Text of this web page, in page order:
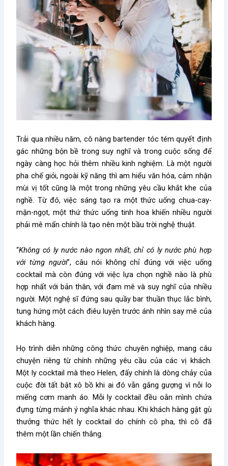
Trải qua nhiều năm, cô nàng bartender tóc tém quyết định
gác những bộn bề trong suy nghĩ và trong cuộc sống để
ngày càng học hỏi thêm nhiều kinh nghiệm. Là một người
pha chế giỏi, ngoài kỹ năng thì am hiểu văn hóa, cảm nhận
mùi vị tốt cũng là một trong những yêu cầu khắt khe của
nghề. Từ đó, việc sáng tạo ra một thức uống chua-cay-
mặn-ngọt, một thứ thức uống tinh hoa khiến nhiều người
phải mê mẩn chính là tạo nên một bầu trời nghệ thuật.
“Không có ly nước nào ngon nhất, chỉ có ly nước phù hợp
với từng người”, câu nói không chỉ đúng với việc uống
cocktail mà còn đúng với việc lựa chọn nghề nào là phù
hợp nhất với bản thân, với đam mê và suy nghĩ của nhiều
người. Một nghệ sĩ đứng sau quầy bar thuần thục lắc bình,
tung hứng một cách điêu luyện trước ánh nhìn say mê của
khách hàng.
Họ trình diễn những công thức chuyên nghiệp, mang câu
chuyện riêng từ chính những yêu cầu của các vị khách.
Một ly cocktail mà theo Helen, đấy chính là dòng chảy của
cuộc đời tất bật xô bồ khi ai đó vẫn gắng gượng vì nỗi lo
miếng cơm manh áo. Mỗi ly cocktail đều oằn mình chứa
đựng từng mảnh ý nghĩa khác nhau. Khi khách hàng gật gù
thưởng thức hết ly cocktail do chính cô pha, thì cô đã
thêm một lần chiến thắng.